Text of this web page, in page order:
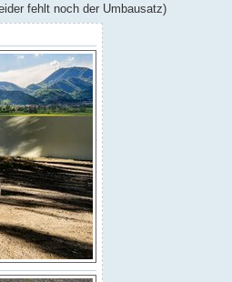
fehlt noch der Umbausatz)